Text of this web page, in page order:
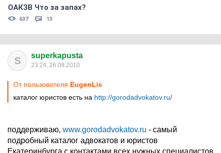
ОАКЗВ Что за запах?
637 13
S superkapusta
23:24, 26.08.2010
От пользователя EugenLis
каталог юристов есть на http://gorodadvokatov.ru/
поддерживаю, www.gorodadvokatov.ru - самый
подробный каталог адвокатов и юристов
Екатеринбурга с контактами всех нужных специалистов